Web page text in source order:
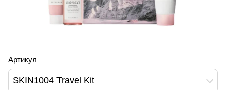
Артикул
SKIN1004 Travel Kit